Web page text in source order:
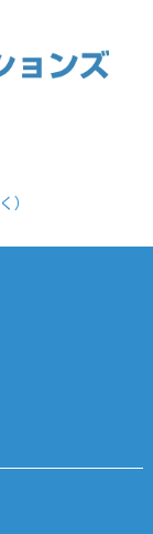
）